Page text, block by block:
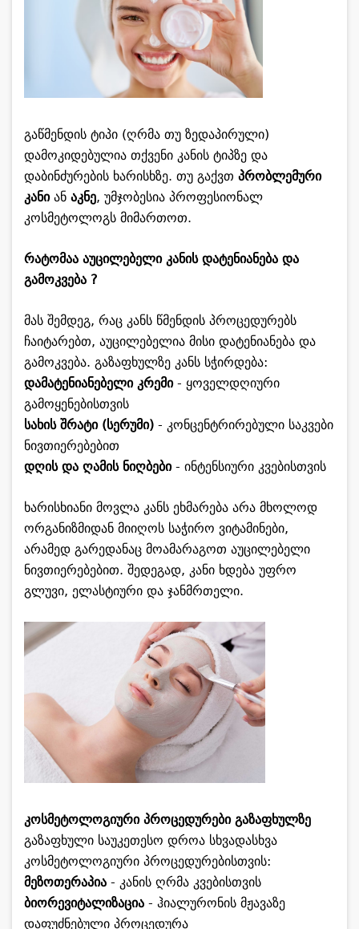
გაწმენდის ტიპი (ღრმა თუ ზედაპირული)
დამოკიდებულია თქვენი კანის ტიპზე და
დაბინძურების ხარისხზე. თუ გაქვთ პრობლემური
კანიან აკნე, უმჯობესია პროფესიონალ
კოსმეტოლოგს მიმართოთ.
რატომაა აუცილებელი კანის დატენიანება და
გამოკვება ?
მას შემდეგ, რაც კანს წმენდის პროცედურებს
ჩაიტარებთ, აუცილებელია მისი დატენიანება და
გამოკვება. გაზაფხულზე კანს სჭირდება:
დამატენიანებელი კრემი- ყოველდღიური
გამოყენებისთვის
სახის შრატი (სერუმი) - კონცენტრირებული საკვები
ნივთიერებებით
დღის და ღამის ნიღბები- ინტენსიური კვებისთვის
ხარისხიანი მოვლა კანს ეხმარება არა მხოლოდ
ორგანიზმიდან მიიღოს საჭირო ვიტამინები,
არამედ გარედანაც მოამარაგოთ აუცილებელი
ნივთიერებებით. შედეგად, კანი ხდება უფრო
გლუვი, ელასტიური და ჯანმრთელი.
კოსმეტოლოგიური პროცედურები გაზაფხულზე
გაზაფხული საუკეთესო დროა სხვადასხვა
კოსმეტოლოგიური პროცედურებისთვის:
მეზოთერაპია - კანის ღრმა კვებისთვის
ბიორევიტალიზაცია - ჰიალურონის მჟავაზე
დაფუძნებული პროცედურა